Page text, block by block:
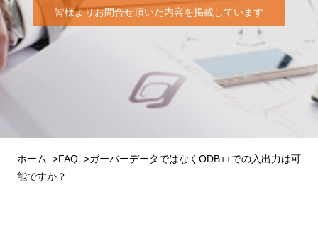
皆様よりお問合せ頂いた内容を掲載しています
ホーム FAQ
ガーバーデータではなくODB++での入出力は可
能ですか？